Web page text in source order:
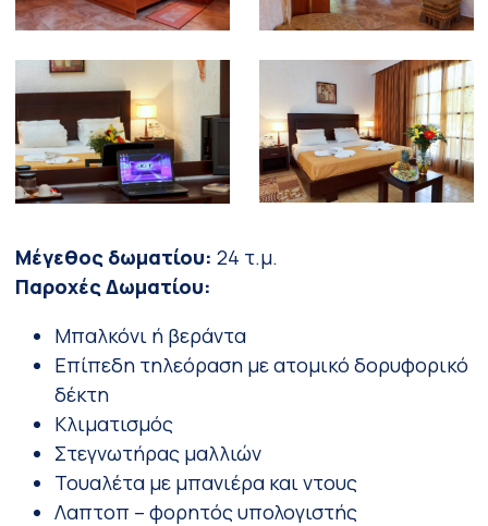
Μέγεθος δωματίου: 24 τ.μ.
Παροχές Δωματίου:
Μπαλκόνι ή βεράντα
Επίπεδη τηλεόραση με ατομικό δορυφορικό
δέκτη
Κλιματισμός
Στεγνωτήρας μαλλιών
Τουαλέτα με μπανιέρα και ντους
Λαπτοπ – φορητός υπολογιστής